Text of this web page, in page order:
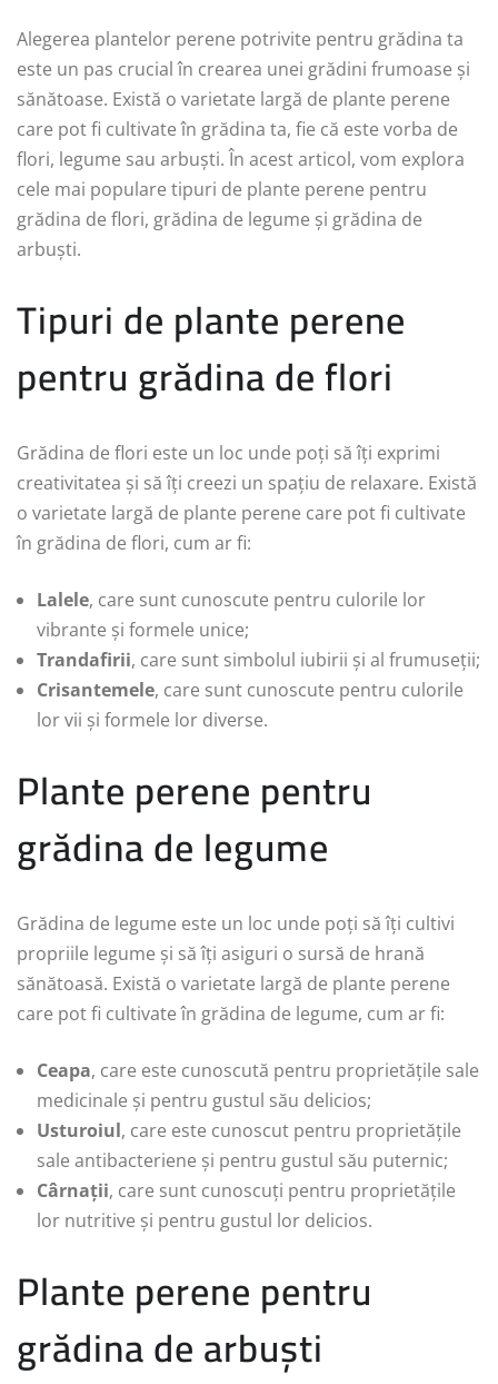
Alegerea plantelor perene potrivite pentru grădina ta
este un pas crucial în crearea unei grădini frumoase și
sănătoase. Există o varietate largă de plante perene
care pot fi cultivate în grădina ta, fie că este vorba de
flori, legume sau arbuști. În acest articol, vom explora
cele mai populare tipuri de plante perene pentru
grădina de flori, grădina de legume și grădina de
arbuști.
Tipuri de plante perene
pentru grădina de flori
Grădina de flori este un loc unde poți să îți exprimi
creativitatea și să îți creezi un spațiu de relaxare. Există
o varietate largă de plante perene care pot fi cultivate
în grădina de flori, cum ar fi:
Lalele, care sunt cunoscute pentru culorile lor
vibrante și formele unice;
Trandafirii, care sunt simbolul iubirii și al frumuseții;
Crisantemele, care sunt cunoscute pentru culorile
lor vii și formele lor diverse.
Plante perene pentru
grădina de legume
Grădina de legume este un loc unde poți să îți cultivi
propriile legume și să îți asiguri o sursă de hrană
sănătoasă. Există o varietate largă de plante perene
care pot fi cultivate în grădina de legume, cum ar fi:
Ceapa, care este cunoscută pentru proprietățile sale
medicinale și pentru gustul său delicios;
Usturoiul, care este cunoscut pentru proprietățile
sale antibacteriene și pentru gustul său puternic;
Cârnații, care sunt cunoscuți pentru proprietățile
lor nutritive și pentru gustul lor delicios.
Plante perene pentru
grădina de arbuști